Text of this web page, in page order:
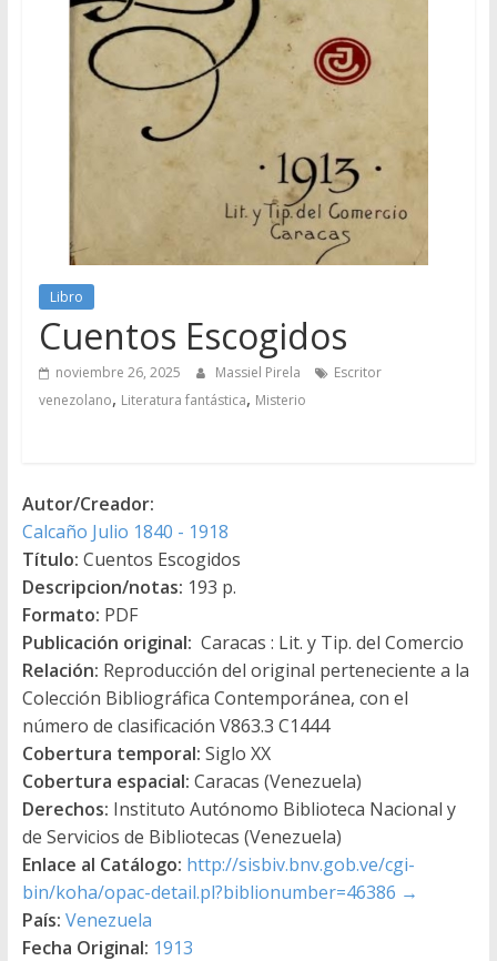
Libro
Cuentos Escogidos
noviembre 26, 2025 Massiel Pirela
Escritor
venezolano, Literatura fantástica, Misterio
Autor/Creador:
Calcaño Julio 1840 - 1918
Título: Cuentos Escogidos
Descripcion/notas: 193 p.
Formato: PDF
Publicación original: Caracas : Lit. y Tip. del Comercio
Relación: Reproducción del original perteneciente a la
Colección Bibliográfica Contemporánea, con el
número de clasificación V863.3 C1444
Cobertura temporal: Siglo XX
Cobertura espacial: Caracas (Venezuela)
Derechos: Instituto Autónomo Biblioteca Nacional y
de Servicios de Bibliotecas (Venezuela)
Enlace al Catálogo: http://sisbiv.bnv.gob.ve/cgi-
bin/koha/opac-detail.pl?biblionumber=46386 →
País: Venezuela
Fecha Original: 1913